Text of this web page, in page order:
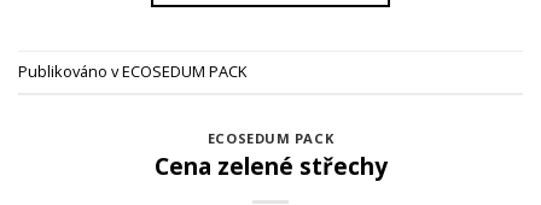
Publikováno vECOSEDUM PACK
ECOSEDUM PACK
Cena zelené střechy